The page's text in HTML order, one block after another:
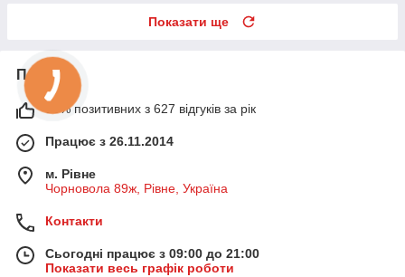
Показати ще
Про нас
93% позитивних з 627 відгуків за рік
Працює з 26.11.2014
м. Рівне
Чорновола 89ж, Рівне, Україна
Контакти
Сьогодні працює з 09:00 до 21:00
Показати весь графік роботи